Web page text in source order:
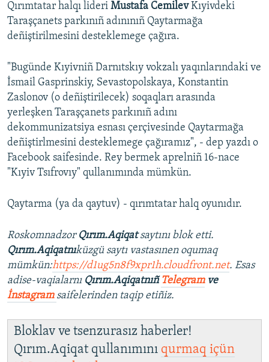
Qırımtatar halqı lideri Mustafa CemilevKıyivdeki
Taraşçanets parkınıñ adınınıñ Qaytarmağa
deñiştirilmesini desteklemege çağıra.
"Bugünde Kıyivniñ Darnıtskıy vokzalı yaqınlarındaki ve
İsmail Gasprinskiy, Sevastopolskaya, Konstantin
Zaslonov (o deñiştirilecek) soqaqları arasında
yerleşken Taraşçanets parkınıñ adını
dekommunizatsiya esnası çerçivesinde Qaytarmağa
deñiştirlmesini desteklemege çağıramız", - dep yazdı o
Facebook saifesinde. Rey bermek aprelniñ 16-nace
"Kıyiv Tsıfrovıy" qullanımında mümkün.
Qaytarma (ya da qaytuv) - qırımtatar halq oyunıdır.
Roskomnadzor Qırım.Aqiqatsaytını blok etti.
Qırım.Aqiqatnıküzgü saytı vastasınen oqumaq
mümkün:https://d1ug5n8f9xpr1h.cloudfront.net. Esas
adise-vaqialarnı Qırım.Aqiqatnıñ Telegramve
İnstagram saifelerinden taqip etiñiz.
Bloklav ve tsenzurasız haberler!
Qırım.Aqiqat qullanımını qurmaq içün